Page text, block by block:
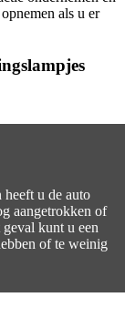
als u er
heeft u de auto
aangetrokken of
kunt u een
of te weinig